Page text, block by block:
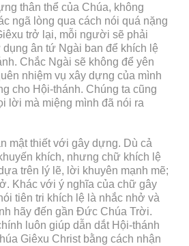
thân thể của Chúa, không
ngã lòng qua cách nói quá nặng
trở lại, mỗi người sẽ phải
ân tứ Ngài ban để khích lệ
Chắc Ngài sẽ không để yên
nhiệm vụ xây dựng của mình
cho Hội-thánh. Chúng ta cũng
lời mà miệng mình đã nói ra
mật thiết với gây dựng. Dù cả
khích, nhưng chữ khích lệ
trên lý lẽ, lời khuyên mạnh mẽ;
Khác với ý nghĩa của chữ gây
tiên tri khích lệ là nhắc nhở và
hãy đến gần Đức Chúa Trời.
luôn giúp dẫn dắt Hội-thánh
Giêxu Christ bằng cách nhận